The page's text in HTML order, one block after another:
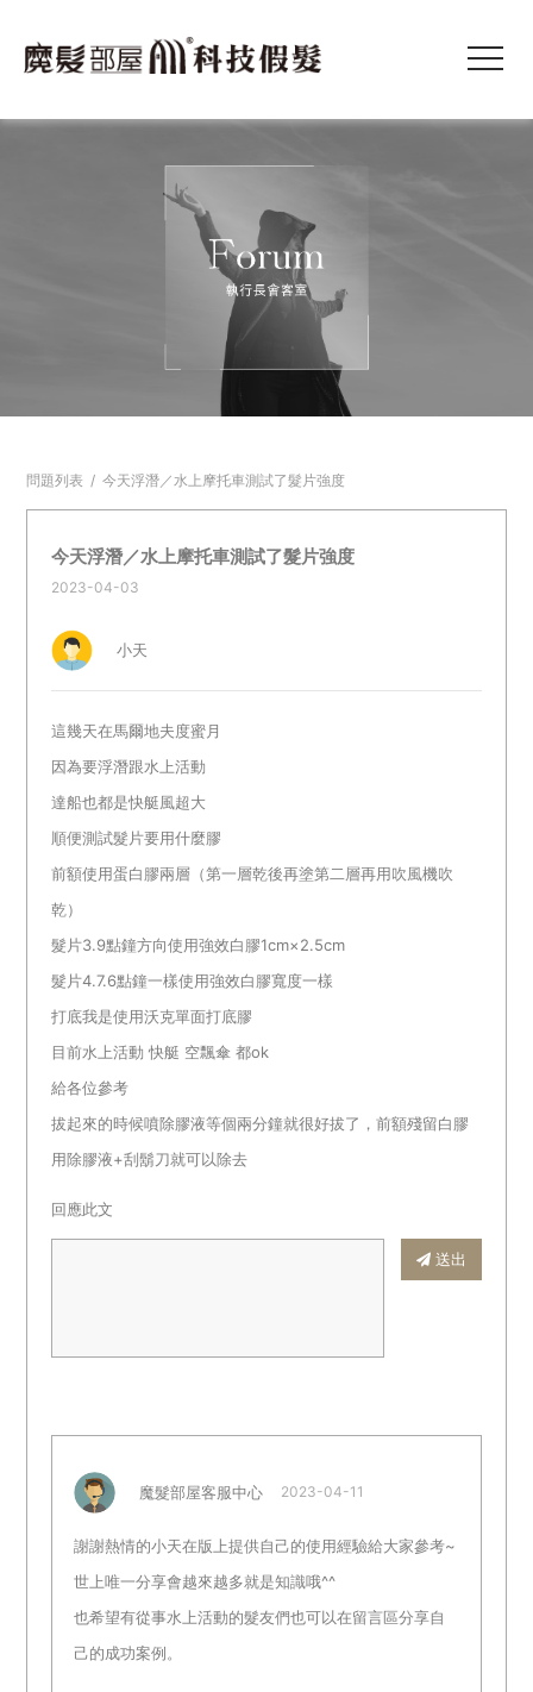
問題列表 / 今天浮潛／水上摩托車測試了髮片強度
今天浮潛／水上摩托車測試了髮片強度
2023-04-03
小天
這幾天在馬爾地夫度蜜月
因為要浮潛跟水上活動
達船也都是快艇風超大
順便測試髮片要用什麼膠
前額使用蛋白膠兩層（第一層乾後再塗第二層再用吹風機吹
乾）
髮片3.9點鐘方向使用強效白膠1cm×2.5cm
髮片4.7.6點鐘一樣使用強效白膠寬度一樣
打底我是使用沃克單面打底膠
目前水上活動 快艇 空飄傘 都ok
給各位參考
拔起來的時候噴除膠液等個兩分鐘就很好拔了，前額殘留白膠
用除膠液+刮鬍刀就可以除去
回應此文
送出
魔髮部屋客服中心 2023-04-11
謝謝熱情的小天在版上提供自己的使用經驗給大家參考~
世上唯一分享會越來越多就是知識哦^^
也希望有從事水上活動的髮友們也可以在留言區分享自
己的成功案例。